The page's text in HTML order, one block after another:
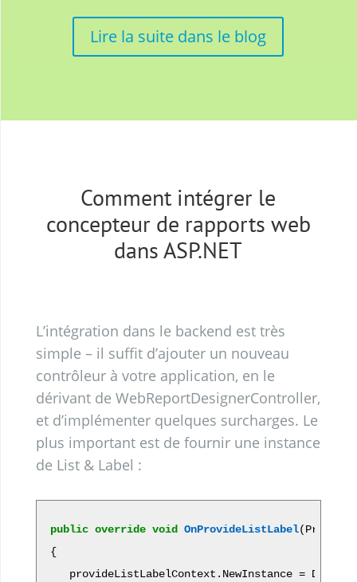
Lire la suite dans le blog
Comment intégrer le
concepteur de rapports web
dans ASP.NET
L’intégration dans le backend est très
simple – il suffit d’ajouter un nouveau
contrôleur à votre application, en le
dérivant de WebReportDesignerController,
et d’implémenter quelques surcharges. Le
plus important est de fournir une instance
de List & Label :
public override void OnProvideListLabel
{
provideListLabelContext.NewInstance =